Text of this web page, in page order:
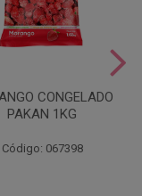
CONGELADO
PAKAN 1KG
Código: 067398